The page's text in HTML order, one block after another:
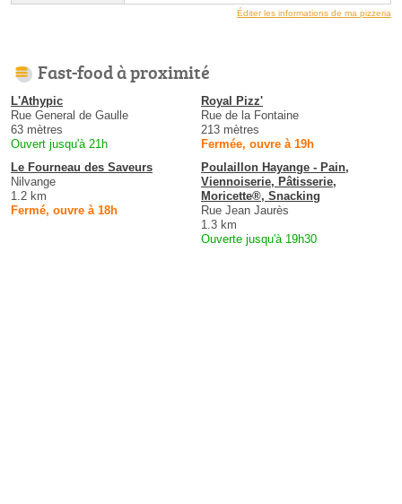
Éditer les informations de ma pizzeria
Fast-food à proximité
L'Athypic
Rue General de Gaulle
63 mètres
Ouvert jusqu'à 21h
Royal Pizz'
Rue de la Fontaine
213 mètres
Fermée, ouvre à 19h
Le Fourneau des Saveurs
Nilvange
1.2 km
Fermé, ouvre à 18h
Poulaillon Hayange - Pain,
Viennoiserie, Pâtisserie,
Moricette®, Snacking
Rue Jean Jaurès
1.3 km
Ouverte jusqu'à 19h30